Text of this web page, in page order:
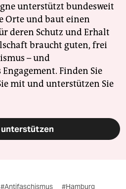
unterstützt bundesweit
Orte und baut einen
deren Schutz und Erhalt
braucht guten, frei
– und
Finden Sie
mit und unterstützen Sie
#Antifaschismus #Hamburg